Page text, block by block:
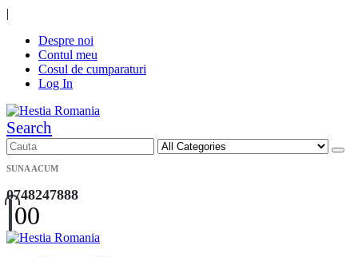
|
Despre noi
Contul meu
Cosul de cumparaturi
Log In
Search
SUNA ACUM
0748247888
00